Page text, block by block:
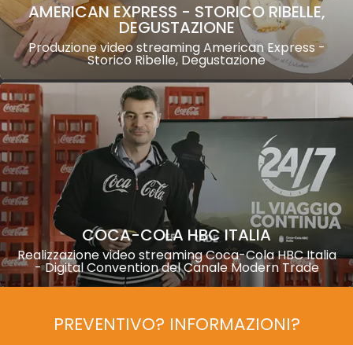
AMERICAN EXPRESS - STORICO RIBELLE,
DEGUSTAZIONE
Produzione video streaming American Express -
Storico Ribelle, Degustazione
COCA-COLA HBC ITALIA
Realizzazione video streaming Coca-Cola HBC Italia
- Digital Convention del Canale Modern Trade
PREVENTIVO? INFORMAZIONI?